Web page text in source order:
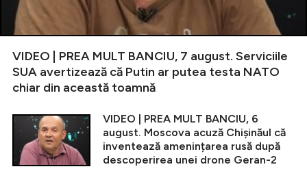
VIDEO | PREA MULT BANCIU, 7 august. Serviciile
SUA avertizează că Putin ar putea testa NATO
chiar din această toamnă
VIDEO | PREA MULT BANCIU, 6
august. Moscova acuză Chișinăul că
inventează amenințarea rusă după
descoperirea unei drone Geran-2